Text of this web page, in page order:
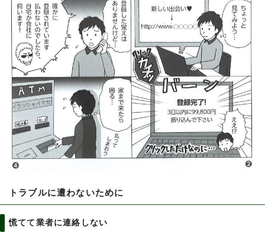
トラブルに遭わないために
慌てて業者に連絡しない